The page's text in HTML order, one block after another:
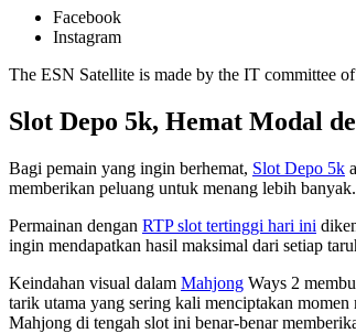
Facebook
Instagram
The ESN Satellite is made by the IT committee
Slot Depo 5k, Hemat Modal
Bagi pemain yang ingin berhemat, Slot Depo 5k
memberikan peluang untuk menang lebih banyak.
Permainan dengan RTP slot tertinggi hari ini
ingin mendapatkan hasil maksimal dari setiap
Keindahan visual dalam Mahjong Ways 2
tarik utama yang sering kali menciptakan
Mahjong di tengah slot ini benar-benar